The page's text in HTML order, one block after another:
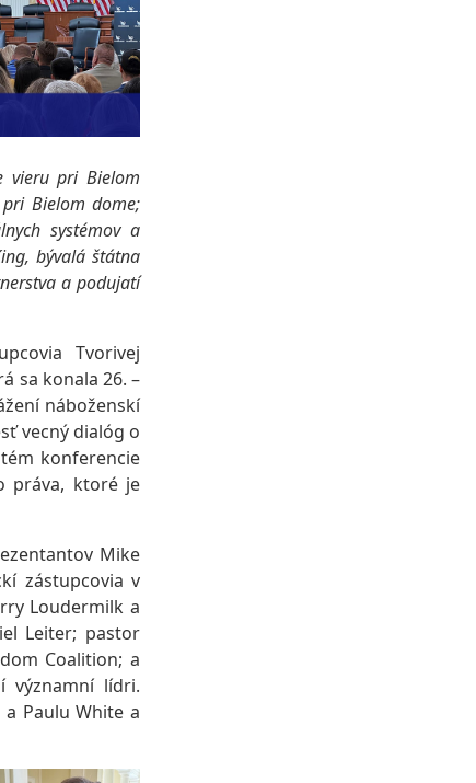
vieru pri Bielom
Bielom dome;
systémov a
bývalá štátna
a podujatí
Tvorivej
sa konala 26. –
náboženskí
vecný dialóg o
konferencie
práva, ktoré je
Mike
zástupcovia v
Loudermilk a
Leiter; pastor
Coalition; a
významní lídri.
Paulu White a